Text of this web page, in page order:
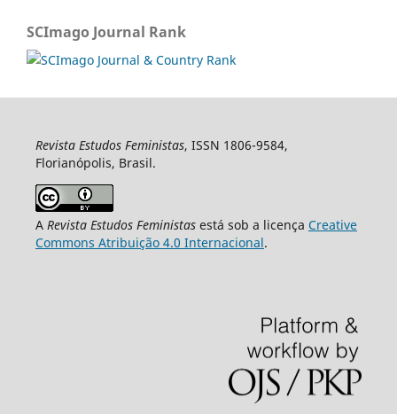
SCImago Journal Rank
Revista Estudos Feministas, ISSN 1806-9584,
Florianópolis, Brasil.
A Revista Estudos Feministasestá sob a licença Creative
Commons Atribuição 4.0 Internacional.